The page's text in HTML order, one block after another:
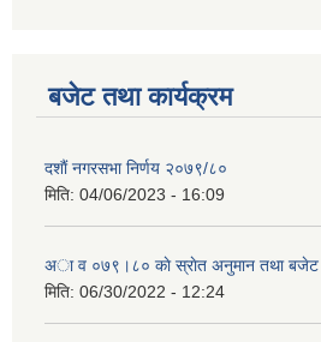
बजेट तथा कार्यक्रम
दशाैं नगरसभा निर्णय २०७९/८०
मिति: 04/06/2023 - 16:09
अा व ०७९।८० काे स्राेत अनुमान तथा बजेट
मिति: 06/30/2022 - 12:24